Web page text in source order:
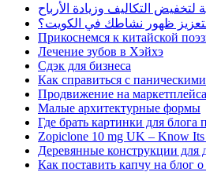
التكاليف وزيادة الأرباح
ظهور نشاطك في الكويت؟
Прикоснемся к китайской
Лечение зубов в Хэйхэ
Сдэк для бизнеса
Как справиться с
Продвижение на
Малые архитектурные формы
Где брать картинки для блога
Zopiclone 10 mg UK – Know
Деревянные конструкции для
Как поставить капчу на блог